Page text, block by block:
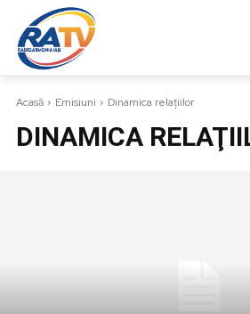
Acasă Emisiuni Dinamica relaţiilor
DINAMICA